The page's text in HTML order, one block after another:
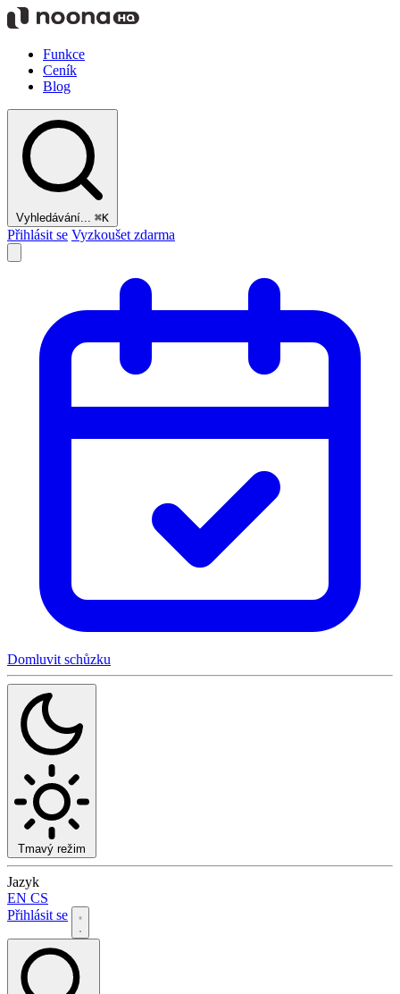
Funkce
Ceník
Blog
Vyhledávání... ⌘K
Přihlásit se Vyzkoušet zdarma
Domluvit schůzku
Tmavý režim
Jazyk
EN CS
Přihlásit se